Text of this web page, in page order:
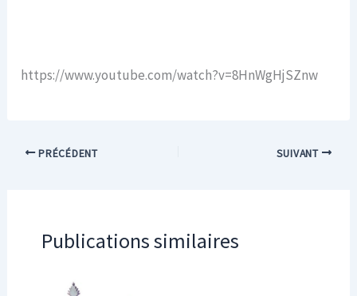
https://www.youtube.com/watch?v=8HnWgHjSZnw
PRÉCÉDENT SUIVANT
Publications similaires